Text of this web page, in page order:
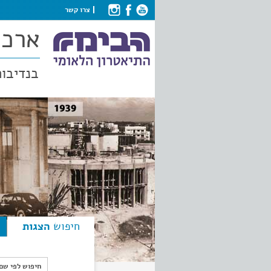
צרו קשר
חיפוש הצגות
חיפוש לפי